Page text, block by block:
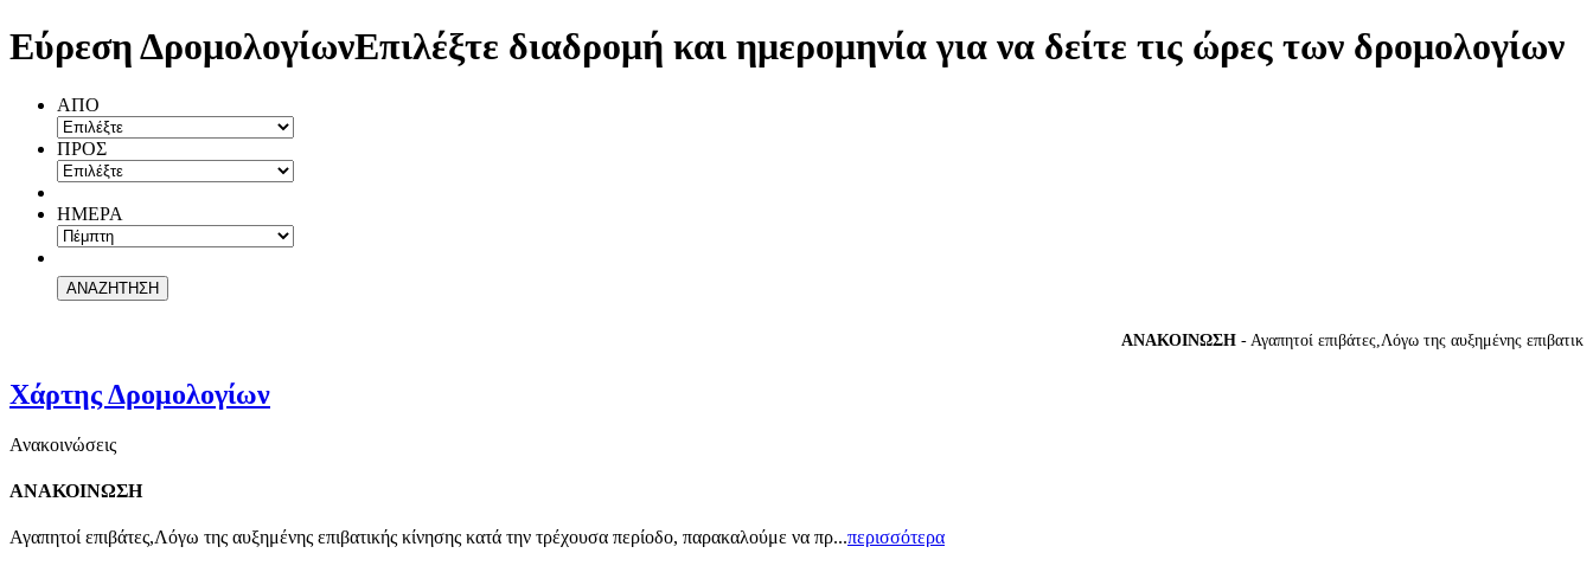
Εύρεση ΔρομολογίωνΕπιλέξτε διαδρομή και ημερομηνία για να δείτε τις ώρες των δρομολογίων
ΑΠΟ
ΠΡΟΣ
ΗΜΕΡΑ
ΑΝΑΚΟΙΝΩΣΗ- Αγαπητοί επιβάτες,Λόγω της αυξημένης επιβατικής
Χάρτης Δρομολογίων
Ανακοινώσεις
ΑΝΑΚΟΙΝΩΣΗ
Αγαπητοί επιβάτες,Λόγω της αυξημένης επιβατικής κίνησης κατά την τρέχουσα περίοδο, παρακαλούμε να πρ...περισσότερα